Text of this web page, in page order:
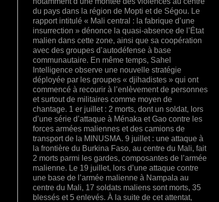
du pays dans la région de Mopti et de Ségou. Le
rapport intitulé « Mali central : la fabrique d’une
insurrection » dénonce la quasi-absence de l’État
malien dans cette zone, ainsi que sa coopération
avec des groupes d’autodéfense à base
communautaire. En même temps, Sahel
Intelligence observe une nouvelle stratégie
déployée par les groupes « djihadistes » qui ont
commencé à recourir à l’enlèvement de personnes
et surtout de militaires comme moyen de
chantage. 1 er juillet : 2 morts, dont un soldat, lors
d’une série d’attaque à Ménaka et Gao contre les
forces armées maliennes et des camions de
transport de la MINUSMA. 9 juillet : une attaque à
la frontière du Burkina Faso, au centre du Mali, fait
2 morts parmi les gardes, composantes de l’armée
malienne. Le 19 juillet, lors d’une attaque contre
une base de l’armée malienne à Nampala au
centre du Mali, 17 soldats maliens sont morts, 35
blessés et 5 enlevés. À la suite de cet attentat,